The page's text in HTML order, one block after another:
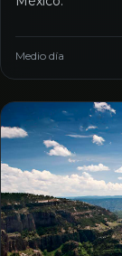
Medio día